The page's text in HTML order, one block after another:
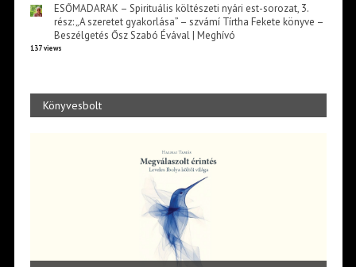
ESŐMADARAK – Spirituális költészeti nyári est-sorozat, 3.
rész: „A szeretet gyakorlása” – szvámí Tírtha Fekete könyve –
Beszélgetés Ősz Szabó Évával | Meghívó
137 views
Könyvesbolt